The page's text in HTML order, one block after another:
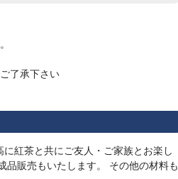
了承下さい
紅茶と共にご友人・ご家族とお楽し
品販売もいたします。 その他の材料も